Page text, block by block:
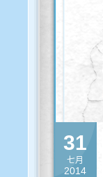
31
七月
2014